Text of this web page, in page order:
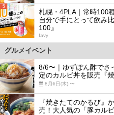
5
札幌・4PLA｜常時100
自分で手にとって飲み
100』
favy
グルメイベント
8/6〜｜ゆずぽん酢でさ
定のカルビ丼を販売『
8月6日(木) 〜
『焼きたてのかるび』
売！大人気の「豚カル